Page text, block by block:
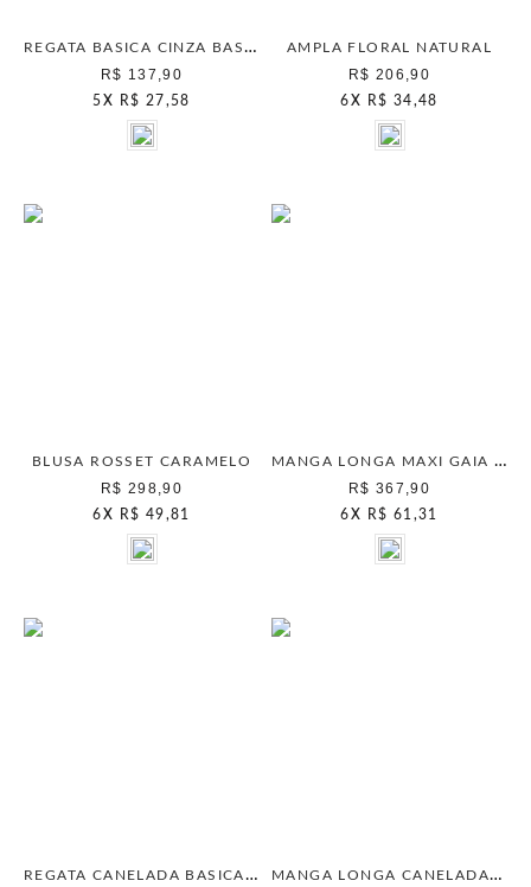
REGATA BASICA CINZA BASALTO
R$ 137,90
5 X R$ 27,58
AMPLA FLORAL NATURAL
R$ 206,90
6 X R$ 34,48
BLUSA ROSSET CARAMELO
R$ 298,90
6 X R$ 49,81
MANGA LONGA MAXI GAIA GINGER
R$ 367,90
6 X R$ 61,31
REGATA CANELADA BASICA OFF WHITE
MANGA LONGA CANELADA CHAMPAGNE